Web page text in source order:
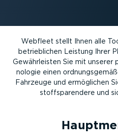
Webfleet stellt Ihnen alle
betrieb­lichen Leistung Ihrer
Gewähr­leisten Sie mit
no­logie einen
Fahrzeuge und ermöglichen
stoffspa­rendere und